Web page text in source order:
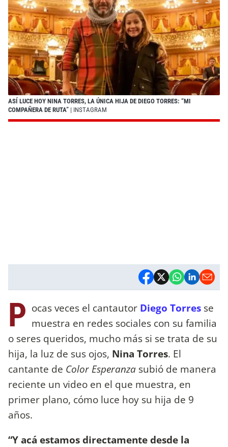
ASÍ LUCE HOY NINA TORRES, LA ÚNICA HIJA DE DIEGO TORRES: “MI
COMPAÑERA DE RUTA” | INSTAGRAM
P ocas veces el cantautor Diego Torres se
muestra en redes sociales con su familia
o seres queridos, mucho más si se trata de su
hija, la luz de sus ojos, Nina Torres. El
cantante de Color Esperanza subió de manera
reciente un video en el que muestra, en
primer plano, cómo luce hoy su hija de 9
años.
“Y acá estamos directamente desde la